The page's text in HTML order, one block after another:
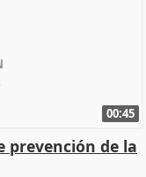
00:45
prevención de la